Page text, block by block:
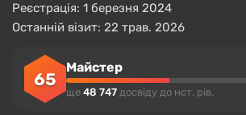
Реєстрація: 1 березня 2024
Останній візит: 22 трав. 2026
65
Майстер
ще 48 747 досвіду до нст. рів.